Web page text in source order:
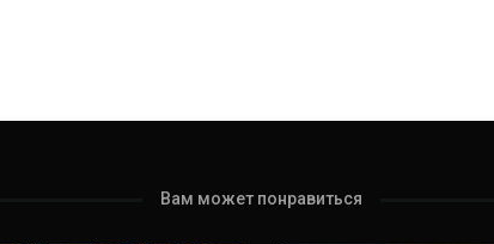
Вам может понравиться